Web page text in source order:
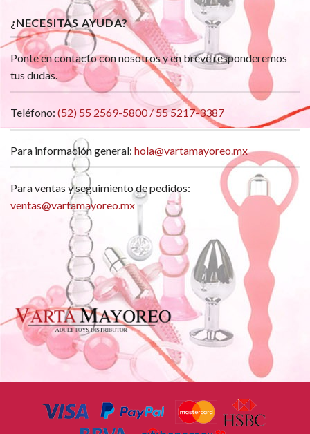
¿NECESITAS AYUDA?
Ponte en contacto con nosotros y en breve responderemos
tus dudas.
Teléfono: (52) 55 2569-5800 / 55 5217-3387
Para información general: hola@vartamayoreo.mx
Para ventas y seguimiento de pedidos:
ventas@vartamayoreo.mx